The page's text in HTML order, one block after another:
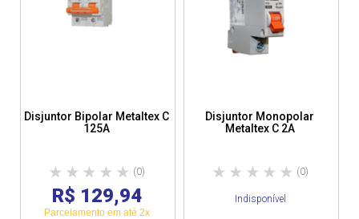
Disjuntor Bipolar Metaltex C
125A
(0)
R$ 129,94
Parcelamento em até 2x
Disjuntor Monopolar
Metaltex C 2A
(0)
Indisponível